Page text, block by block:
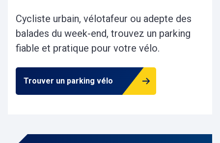
Cycliste urbain, vélotafeur ou adepte des
balades du week-end, trouvez un parking
fiable et pratique pour votre vélo.
Trouver un parking vélo